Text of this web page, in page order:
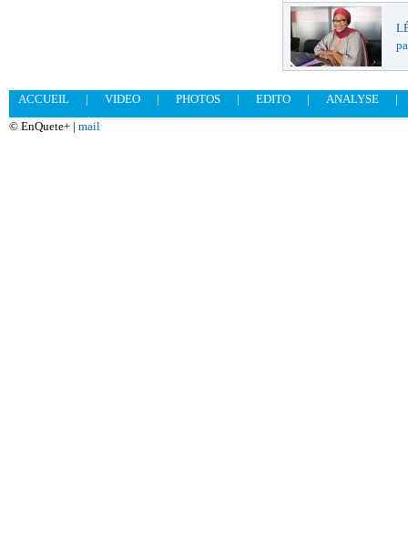
ACCUEIL | VIDEO | PHOTOS | EDITO | ANALYSE
|
© EnQuete+ | mail